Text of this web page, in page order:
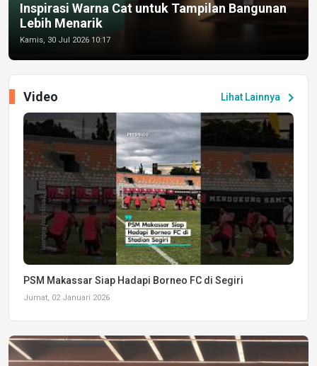
Inspirasi Warna Cat untuk Tampilan Bangunan
Lebih Menarik
Kamis, 30 Jul 2026 10:17
Lihat Lainnya chevron_right
Video
PSM Makassar Siap Hadapi Borneo FC di Segiri
Jumat, 02 Januari 2026